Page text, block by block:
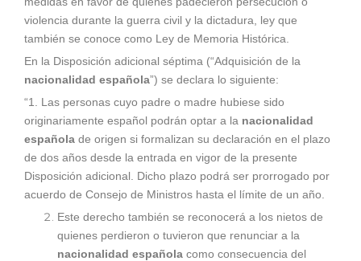
violencia durante la guerra civil y la dictadura, ley que
también se conoce como Ley de Memoria Histórica.
En la Disposición adicional séptima (“Adquisición de la
nacionalidad española”) se declara lo siguiente:
“1. Las personas cuyo padre o madre hubiese sido
originariamente español podrán optar a la nacionalidad
española de origen si formalizan su declaración en el plazo
de dos años desde la entrada en vigor de la presente
Disposición adicional. Dicho plazo podrá ser prorrogado por
acuerdo de Consejo de Ministros hasta el límite de un año.
Este derecho también se reconocerá a los nietos de
quienes perdieron o tuvieron que renunciar a la
nacionalidad españolacomo consecuencia del